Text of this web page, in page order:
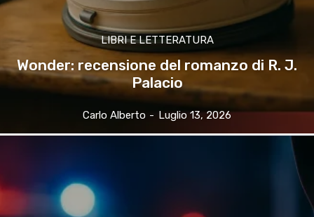
LIBRI E LETTERATURA
Wonder: recensione del romanzo di R. J.
Palacio
Carlo Alberto - Luglio 13, 2026